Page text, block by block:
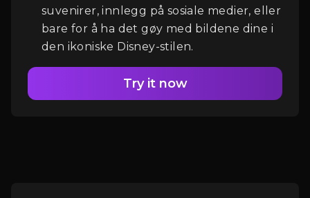
suvenirer, innlegg på sosiale medier, eller
bare for å ha det gøy med bildene dine i
den ikoniske Disney-stilen.
Try it now